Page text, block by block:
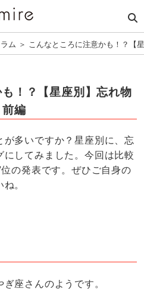
ム ＞ こんなところに注意かも！？【
！？【星座別】忘れ物
編
多いですか？星座別に、忘
してみました。今回は比較
の発表です。ぜひご自身の
。
座さんのようです。